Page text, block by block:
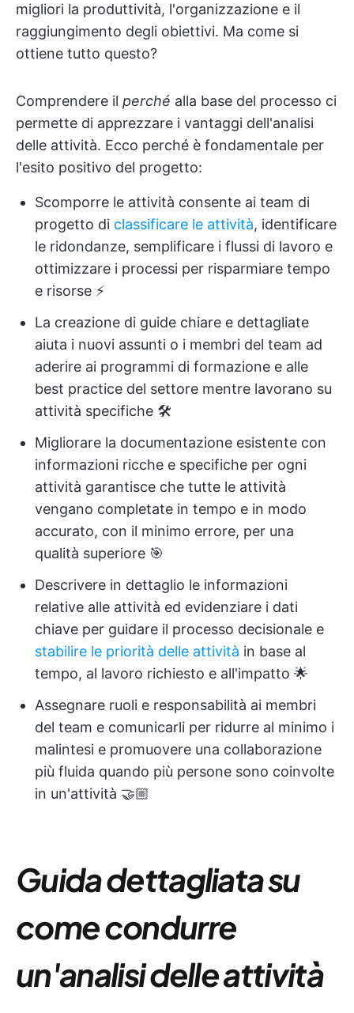
migliori la produttività, l'organizzazione e il
raggiungimento degli obiettivi. Ma come si
ottiene tutto questo?
Comprendere il perché alla base del processo ci
permette di apprezzare i vantaggi dell'analisi
delle attività. Ecco perché è fondamentale per
l'esito positivo del progetto:
Scomporre le attività consente ai team di
progetto di classificare le attività, identificare
le ridondanze, semplificare i flussi di lavoro e
ottimizzare i processi per risparmiare tempo
e risorse ⚡️
La creazione di guide chiare e dettagliate
aiuta i nuovi assunti o i membri del team ad
aderire ai programmi di formazione e alle
best practice del settore mentre lavorano su
attività specifiche 🛠️
Migliorare la documentazione esistente con
informazioni ricche e specifiche per ogni
attività garantisce che tutte le attività
vengano completate in tempo e in modo
accurato, con il minimo errore, per una
qualità superiore 🎯
Descrivere in dettaglio le informazioni
relative alle attività ed evidenziare i dati
chiave per guidare il processo decisionale e
stabilire le priorità delle attività in base al
tempo, al lavoro richiesto e all'impatto 🌟
Assegnare ruoli e responsabilità ai membri
del team e comunicarli per ridurre al minimo i
malintesi e promuovere una collaborazione
più fluida quando più persone sono coinvolte
in un'attività 🤝🏼
Guida dettagliata su
come condurre
un'analisi delle attività